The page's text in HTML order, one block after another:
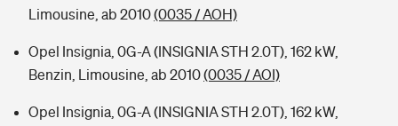
Limousine, ab 2010(0035 / AOH)
Opel Insignia, 0G-A (INSIGNIA STH 2.0T), 162 kW,
Benzin, Limousine, ab 2010(0035 / AOI)
Opel Insignia, 0G-A (INSIGNIA STH 2.0T), 162 kW,